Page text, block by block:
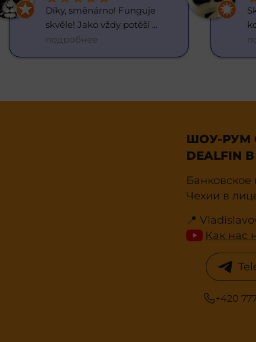
Děkuji, vše proběhlo rychle,
nemám žádné připomín
подробнее
ШОУ-РУМ
DEALFIN
Банковское
Чехии в
📍
Как нас
+420